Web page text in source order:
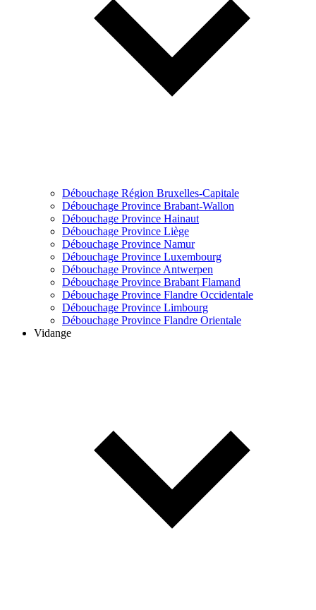
Débouchage Région Bruxelles-Capitale
Débouchage Province Brabant-Wallon
Débouchage Province Hainaut
Débouchage Province Liège
Débouchage Province Namur
Débouchage Province Luxembourg
Débouchage Province Antwerpen
Débouchage Province Brabant Flamand
Débouchage Province Flandre Occidentale
Débouchage Province Limbourg
Débouchage Province Flandre Orientale
Vidange